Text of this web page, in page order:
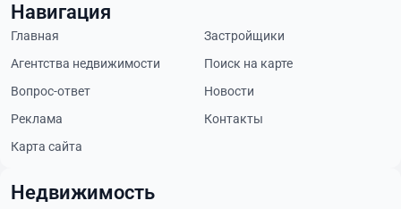
Навигация
Главная
Застройщики
Агентства недвижимости
Поиск на карте
Вопрос-ответ
Новости
Реклама
Контакты
Карта сайта
Недвижимость